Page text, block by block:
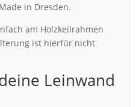
in Dresden.
am Holzkeilrahmen
ist hierfür nicht
Leinwand